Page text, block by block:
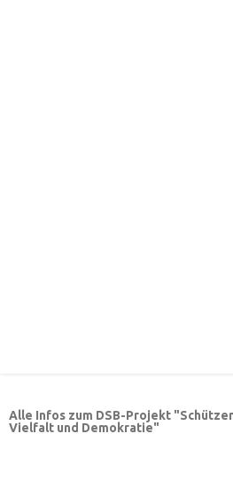
Alle Infos zum DSB-Projekt
Vielfalt und Demokratie"